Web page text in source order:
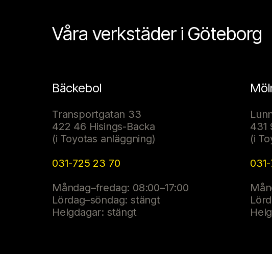
Våra verkstäder i Göteborg
Bäckebol
Transportgatan 33
422 46 Hisings-Backa
(i Toyotas anläggning)
031-725 23 70
Måndag–fredag: 08:00–17:00
Lördag–söndag: stängt
Helgdagar: stängt
431
(i